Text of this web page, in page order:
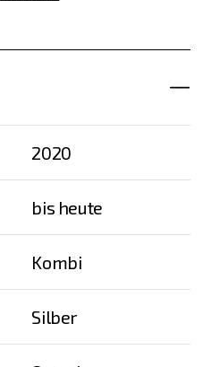
2020
bis heute
Kombi
Silber